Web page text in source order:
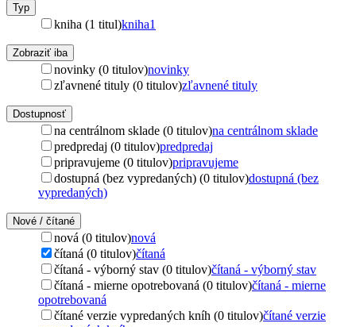
Typ
kniha (1 titul)kniha1
Zobraziť iba
novinky (0 titulov)novinky
zľavnené tituly (0 titulov)zľavnené tituly
Dostupnosť
na centrálnom sklade (0 titulov)na centrálnom sklade
predpredaj (0 titulov)predpredaj
pripravujeme (0 titulov)pripravujeme
dostupná (bez vypredaných) (0 titulov)dostupná (bez
vypredaných)
Nové / čítané
nová (0 titulov)nová
čítaná (0 titulov)čítaná
čítaná - výborný stav (0 titulov)čítaná - výborný stav
čítaná - mierne opotrebovaná (0 titulov)čítaná - mierne
opotrebovaná
čítané verzie vypredaných kníh (0 titulov)čítané verzie